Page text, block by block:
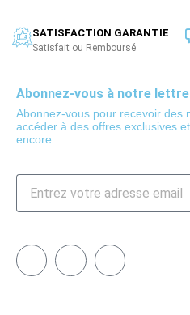
SATISFACTION GARANTIE
Satisfait ou Remboursé
Abonnez-vous à notre
Abonnez-vous pour recevoir des
accéder à des offres exclusives
encore.